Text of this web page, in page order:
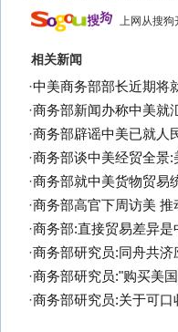
上网从搜狗
相关新闻
·中美商务部部长近期将
·商务部新闻办称中美就
·商务部辟谣中美已就人
·商务部谈中美经贸全景
·商务部就中美货物贸易
·商务部高官下周访美
·商务部:直接贸易差异是
·商务部研究员:同舟共济
·商务部研究员:"购买美
·商务部研究员:关于可